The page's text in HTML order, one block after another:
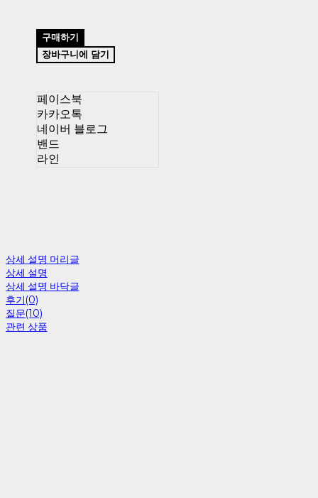
구매하기
장바구니에 담기
페이스북
카카오톡
네이버 블로그
밴드
라인
상세 설명 머리글
상세 설명
상세 설명 바닥글
후기(0)
질문(10)
관련 상품